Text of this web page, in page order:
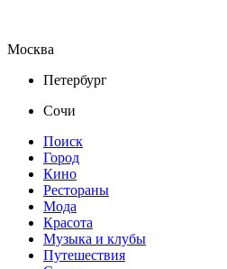
Москва
Петербург
Сочи
Поиск
Город
Кино
Рестораны
Мода
Красота
Музыка и клубы
Путешествия